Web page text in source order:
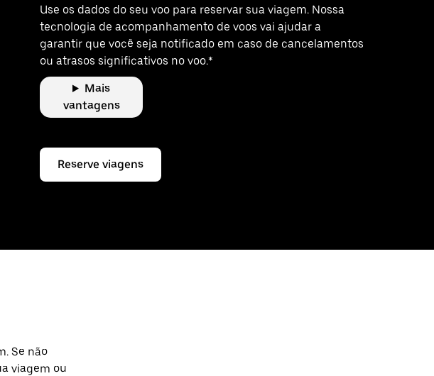
Use os dados do seu voo para reservar sua viagem. Nossa
tecnologia de acompanhamento de voos vai ajudar a
garantir que você seja notificado em caso de cancelamentos
ou atrasos significativos no voo.*
Mais
vantagens
Reserve viagens
Se não
viagem ou